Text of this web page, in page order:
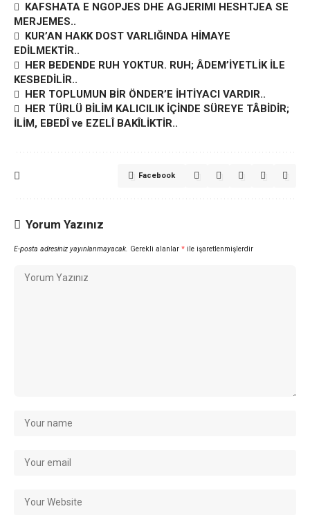
KAFSHATA E NGOPJES DHE AGJERIMI HESHTJEA SE
MERJEMES..
KUR’AN HAKK DOST VARLIĞINDA HİMAYE
EDİLMEKTİR..
HER BEDENDE RUH YOKTUR. RUH; ÂDEM’İYETLİK İLE
KESBEDİLİR..
HER TOPLUMUN BİR ÖNDER’E İHTİYACI VARDIR..
HER TÜRLÜ BİLİM KALICILIK İÇİNDE SÜREYE TÂBİDİR;
İLİM, EBEDÎ ve EZELÎ BAKÎLİKTİR..
Facebook
Yorum Yazınız
E-posta adresiniz yayınlanmayacak. Gerekli alanlar * ile işaretlenmişlerdir